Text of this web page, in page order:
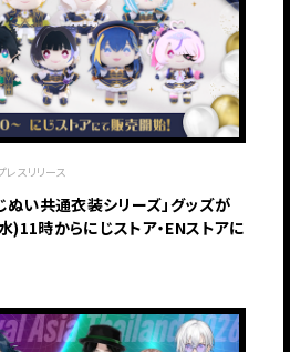
レスリリース
い共通衣装シリーズ」グッズが
時からにじストア・ENストアに